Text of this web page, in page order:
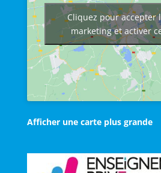
Cliquez pour accepter
marketing et activer
Afficher une carte plus grande